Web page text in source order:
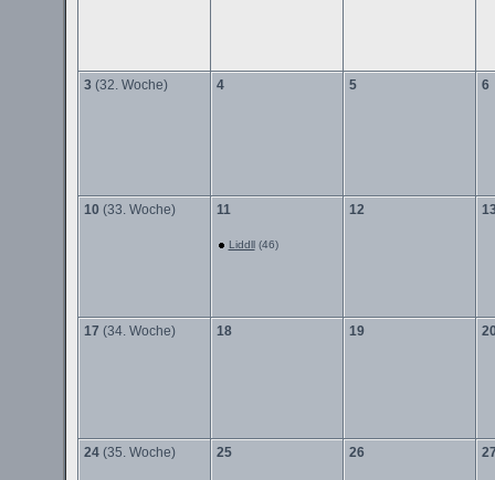
3 (32. Woche) 4 5 6
10 (33. Woche) 11
Liddll(46)
12
17 (34. Woche) 18 19
24(35. Woche) 25 26